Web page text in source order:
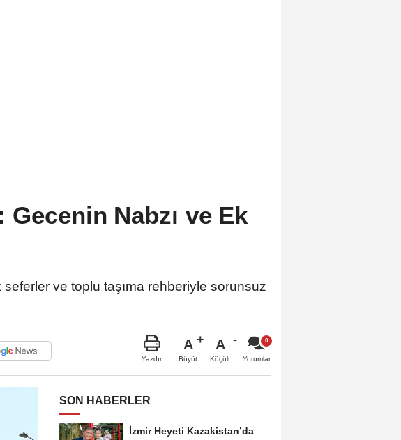
Gecenin Nabzı ve Ek
seferler ve toplu taşıma rehberiyle sorunsuz
Yazdır
A
Büyüt
A
Küçült Yorumlar
SON HABERLER
İzmir Heyeti Kazakistan’da